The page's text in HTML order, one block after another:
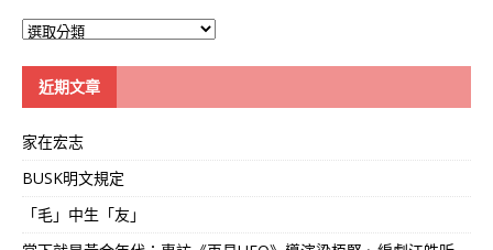
大
近期文章
家在宏志
BUSK明文規定
「毛」中生「友」